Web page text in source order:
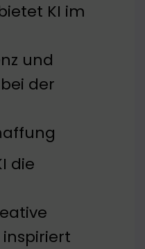
KI im
und
der
die